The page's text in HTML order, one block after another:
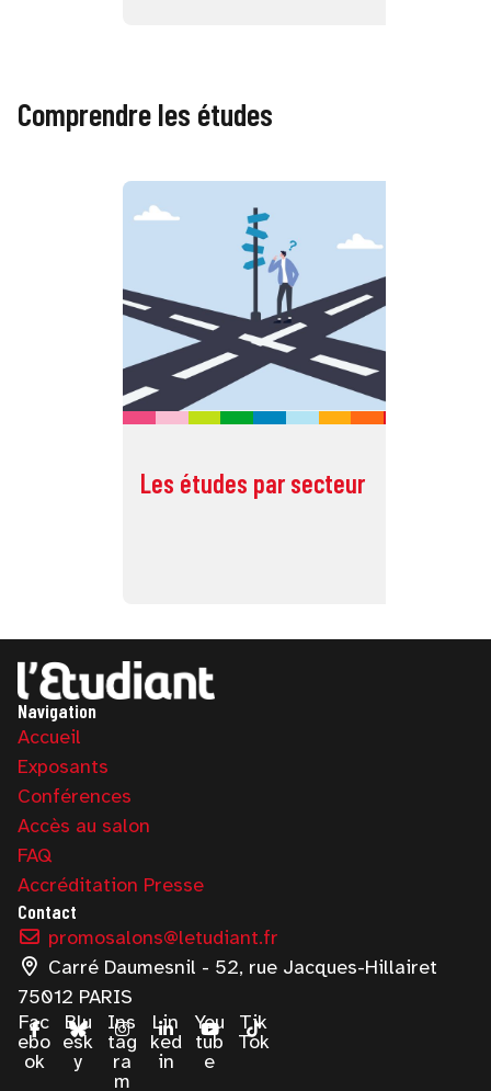
Comprendre les études
Les études par secteur
Navigation
Accueil
Exposants
Conférences
Accès au salon
FAQ
Accréditation Presse
Contact
promosalons@letudiant.fr
Carré Daumesnil - 52, rue Jacques-Hillairet
75012 PARIS
Fac
ebo
ok
Blu
esk
y
Ins
tag
ra
m
Lin
ked
in
You
tub
e
Tik
Tok